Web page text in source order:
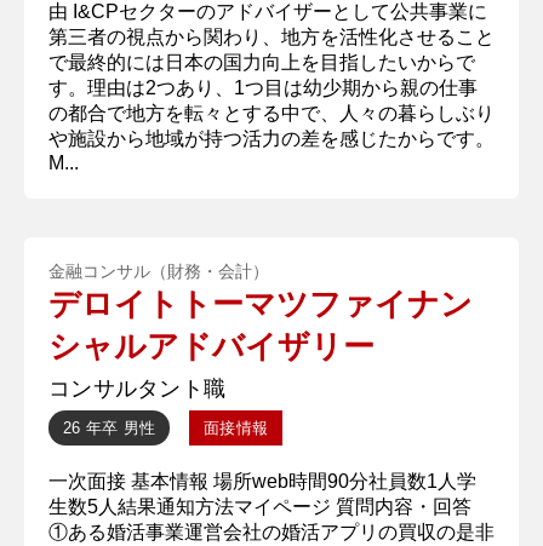
由 I&CPセクターのアドバイザーとして公共事業に
第三者の視点から関わり、地方を活性化させること
で最終的には日本の国力向上を目指したいからで
す。理由は2つあり、1つ目は​​​​幼少期から親の仕事
の都合で地方を転々とする中で、人々の暮らしぶり
や施設から地域が持つ活力の差を感じたからです。
M...
金融コンサル（財務・会計）
デロイトトーマツファイナン
シャルアドバイザリー
コンサルタント職
26 年卒 男性 面接情報
一次面接 基本情報 場所web時間90分社員数1人学
生数5人結果通知方法マイページ 質問内容・回答
①ある婚活事業運営会社の婚活アプリの買収の是非